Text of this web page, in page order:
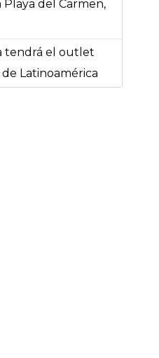
Playa del Carmen,
tendrá el outlet
Latinoamérica